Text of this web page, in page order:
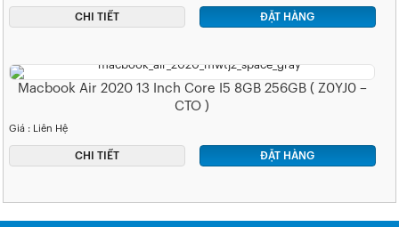
CHI TIẾT ĐẶT HÀNG
Macbook Air 2020 13 Inch Core I5 8GB 256GB ( Z0YJ0 –
CTO )
Giá : Liên Hệ
CHI TIẾT ĐẶT HÀNG